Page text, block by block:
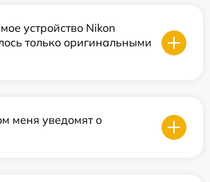
устройство Nikon
только оригинальными
меня уведомят о